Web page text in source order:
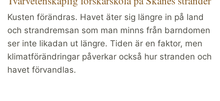
Kusten förändras. Havet äter sig längre in på land
och strandremsan som man minns från barndomen
ser inte likadan ut längre. Tiden är en faktor, men
klimatförändringar påverkar också hur stranden och
havet förvandlas.